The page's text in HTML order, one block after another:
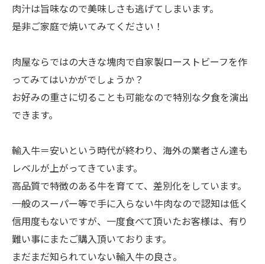
肉汁は旨味なので美味しさも逃げてしまいます。
是非ご家庭で焼いてみてください！
肉屋ならではの大きな塊肉で自家製ローストビーフを作
ってみてはいかがでしょうか？
お好みの重さに切ることも可能なので特別な夕食を演出
できます。
輸入牛＝安いという時代が終わり、海外の業者さん達も
レベルが上がってきています。
高品質で特徴のある牛を育てて、差別化をしています。
一般のスーパー等で手に入らない牛肉なので認知は低く
信用度もないですが、一度食べて頂いたお客様は、有り
難い事にまたご購入頂いております。
まだまだ知られていない輸入牛の良さ。